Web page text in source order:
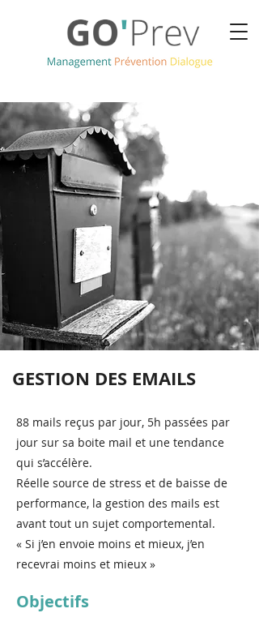
GESTION DES EMAILS
88 mails reçus par jour, 5h passées par
jour sur sa boite mail et une tendance
qui s’accélère.
Réelle source de stress et de baisse de
performance, la gestion des mails est
avant tout un sujet comportemental.
« Si j’en envoie moins et mieux, j’en
recevrai moins et mieux »
Objectifs